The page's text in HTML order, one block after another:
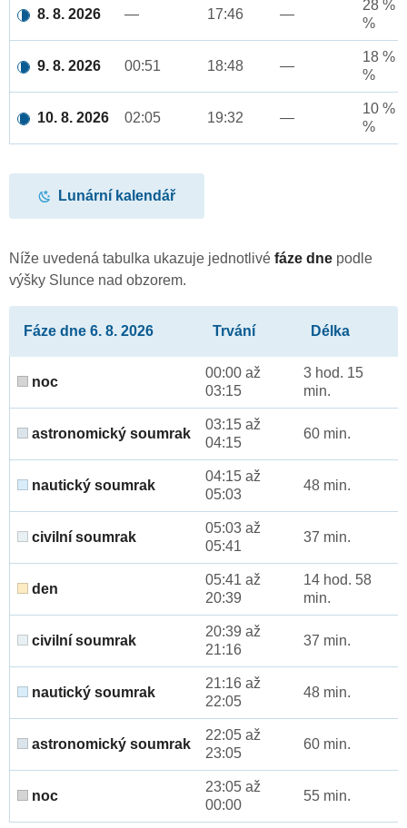
8. 8. 2026 — 17:46 —
28 %
%
9. 8. 2026 00:51 18:48 —
18 %
%
10. 8. 2026 02:05 19:32 —
10 %
%
Lunární kalendář
Níže uvedená tabulka ukazuje jednotlivé fáze dne podle
výšky Slunce nad obzorem.
Fáze dne 6. 8. 2026 Trvání Délka
noc
00:00 až
03:15
3 hod. 15
min.
astronomický soumrak
03:15 až
04:15
60 min.
nautický soumrak
04:15 až
05:03
48 min.
civilní soumrak
05:03 až
05:41
37 min.
den
05:41 až
20:39
14 hod. 58
min.
civilní soumrak
20:39 až
21:16
37 min.
nautický soumrak
21:16 až
22:05
48 min.
astronomický soumrak
22:05 až
23:05
60 min.
noc
23:05 až
00:00
55 min.